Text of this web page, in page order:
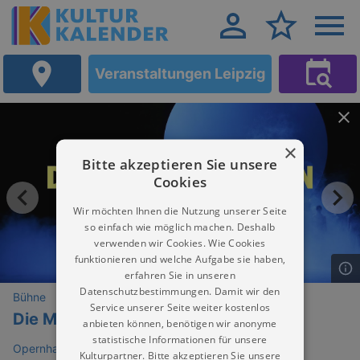
Veranstaltungen Leipzig
Bühne
Die Mondprinzessin
Opernhaus Leipzig
×
Bitte akzeptieren Sie unsere
Cookies
Wir möchten Ihnen die Nutzung unserer Seite
so einfach wie möglich machen. Deshalb
verwenden wir Cookies. Wie Cookies
funktionieren und welche Aufgabe sie haben,
erfahren Sie in unseren
Datenschutzbestimmungen. Damit wir den
Service unserer Seite weiter kostenlos
anbieten können, benötigen wir anonyme
statistische Informationen für unsere
Kulturpartner. Bitte akzeptieren Sie unsere